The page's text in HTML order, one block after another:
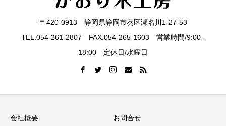
〒420-0913 静岡県静岡市葵区瀬名川1-27-53
TEL.054-261-2807 FAX.054-265-1603 営業時間/9:00 -
18:00 定休日/水曜日
会社概要 お問合せ